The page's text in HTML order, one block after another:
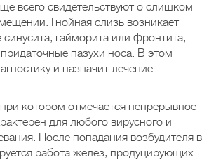
всего свидетельствуют о слишком
Гнойная слизь возникает
гайморита или фронтита,
пазухи носа. В этом
и назначит лечение
котором отмечается непрерывное
для любого вирусного и
После попадания возбудителя в
работа желез, продуцирующих